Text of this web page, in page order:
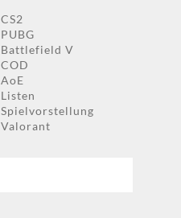
CS2
PUBG
Battlefield V
COD
AoE
Listen
Spielvorstellung
Valorant